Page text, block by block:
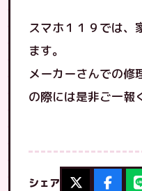
スマホ１１９では、
ます。
メーカーさんでの修
の際には是非ご一報
シェア